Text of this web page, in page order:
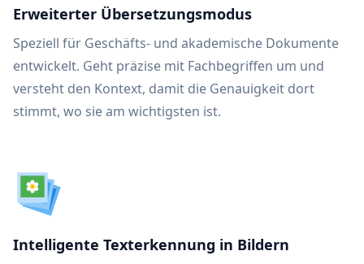
Erweiterter Übersetzungsmodus
Speziell für Geschäfts- und akademische Dokumente
entwickelt. Geht präzise mit Fachbegriffen um und
versteht den Kontext, damit die Genauigkeit dort
stimmt, wo sie am wichtigsten ist.
Intelligente Texterkennung in Bildern